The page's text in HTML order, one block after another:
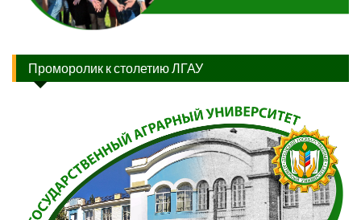
Проморолик к столетию ЛГАУ